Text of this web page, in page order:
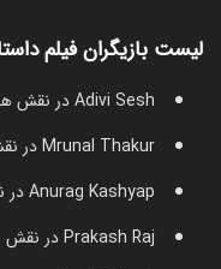
لیست بازیگران فیلم
Adivi Sesh در نقش هاری
Mrunal Thakur در نقش ساراسواتی
Anurag Kashyap در نقش سوامی
Prakash Raj در نقش سولومون ردی